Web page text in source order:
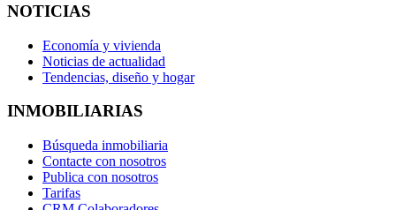
NOTICIAS
Economía y vivienda
Noticias de actualidad
Tendencias, diseño y hogar
INMOBILIARIAS
Búsqueda inmobiliaria
Contacte con nosotros
Publica con nosotros
Tarifas